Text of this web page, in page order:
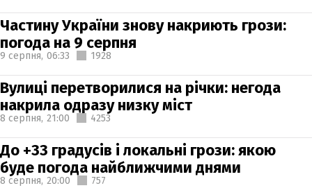
Частину України знову накриють грози:
погода на 9 серпня
9 серпня, 06:33 1928
Вулиці перетворилися на річки: негода
накрила одразу низку міст
8 серпня, 21:00 4253
До +33 градусів і локальні грози: якою
буде погода найближчими днями
8 серпня, 20:00 757